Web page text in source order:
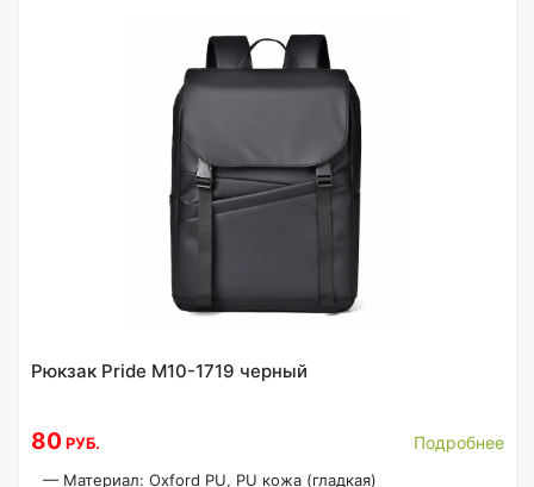
Рюкзак Pride M10-1719 черный
80 РУБ. Подробнее
— Материал: Oxford PU, PU кожа (гладкая)